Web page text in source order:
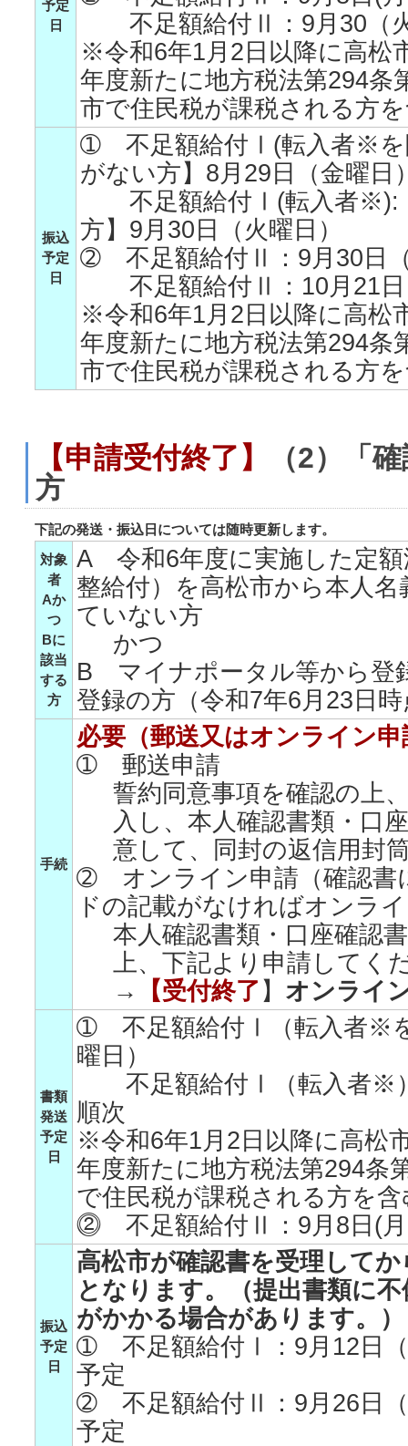
予定
日
不足額給付Ⅱ：9月30（火
※令和6年1月2日以降に高松
年度新たに地方税法第294条
市で住民税が課税される方
振込
予定
日
➀ 不足額給付Ⅰ(転入者※を
がない方】8月29日（金曜日
不足額給付Ⅰ(転入者※):
方】9月30日（火曜日）
➁ 不足額給付Ⅱ：9月30日（
不足額給付Ⅱ：10月21日
※令和6年1月2日以降に高松
年度新たに地方税法第294条
市で住民税が課税される方
【申請受付終了】
（2）「
方
下記の発送・振込日については随時更新します。
対象
者
Aか
つ
Bに
該当
する
方
A 令和6年度に実施した定額
整給付）を高松市から本人
ていない方
かつ
B マイナポータル等から登
登録の方（令和7年6月23日
手続
必要（郵送又はオンライン申
➀ 郵送申請
誓約同意事項を確認の上
入し、本人確認書類・口
意して、同封の返信用封
➁ オンライン申請（確認書
ドの記載がなければオンラ
本人確認書類・口座確認
上、下記より申請してく
→
【受付終了 】 オンライ
書類
発送
予定
日
➀ 不足額給付Ⅰ（転入者※
曜日）
不足額給付Ⅰ（転入者※）
順次
※令和6年1月2日以降に高松
年度新たに地方税法第294条
で住民税が課税される方を含
⓶ 不足額給付Ⅱ：9月8日(月
振込
予定
日
高松市が確認書を受理して
となります。（提出書類に
がかかる場合があります。）
➀ 不足額給付Ⅰ：9月12日（
予定
➁ 不足額給付Ⅱ：9月26日（
予定